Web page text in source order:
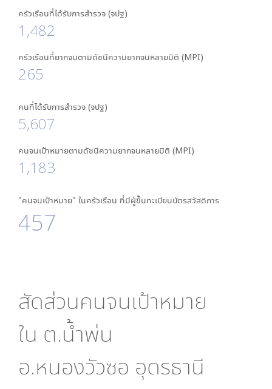
ครัวเรือนที่ได้รับการสำรวจ (จปฐ)
1,482
ครัวเรือนที่ยากจนตามดัชนีความยากจนหลายมิติ (MPI)
265
คนที่ได้รับการสำรวจ (จปฐ)
5,607
คนจนเป้าหมายตามดัชนีความยากจนหลายมิติ (MPI)
1,183
"คนจนเป้าหมาย" ในครัวเรือน ที่มีผู้ขึ้นทะเบียนบัตรสวัสดิการ
457
สัดส่วนคนจนเป้าหมาย
ใน ต.น้ำพ่น
อ.หนองวัวซอ อุดรธานี